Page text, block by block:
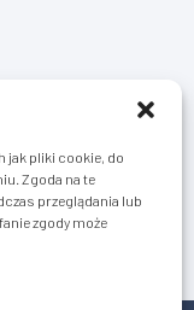
jak pliki cookie, do
Zgoda na te
przeglądania lub
zgody może